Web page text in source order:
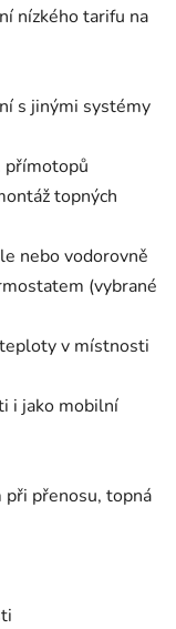
nízkého tarifu na
s jinými systémy
přímotopů
topných
nebo vodorovně
(vybrané
v místnosti
i jako mobilní
při přenosu, topná